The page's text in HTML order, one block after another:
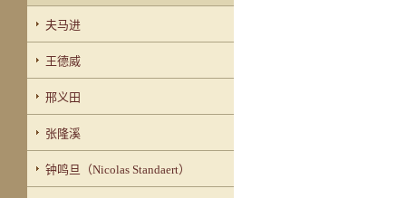
夫马进
王德威
邢义田
张隆溪
钟鸣旦（Nicolas Standaert）